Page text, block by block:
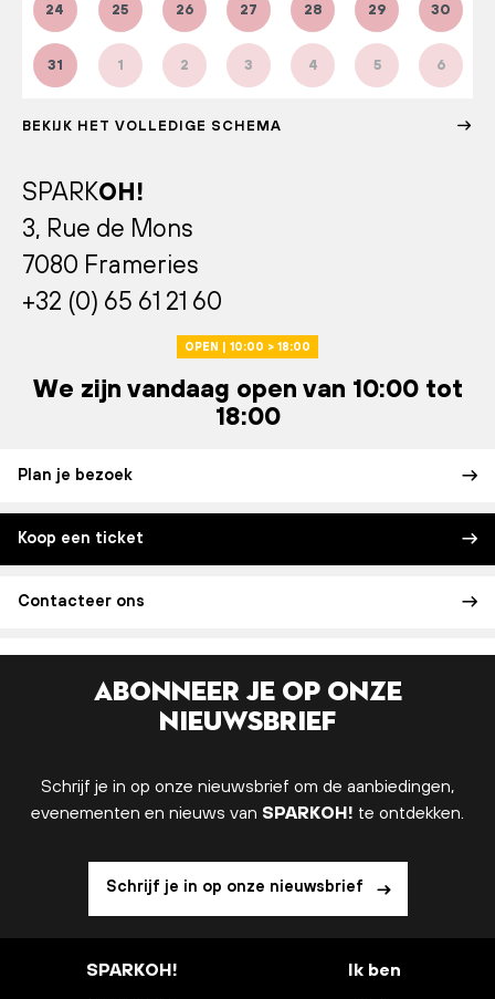
24 25 26 27 28 29 30
31 1 2 3 4 5 6
BEKIJK HET VOLLEDIGE SCHEMA
SPARKOH!
3, Rue de Mons
7080 Frameries
+32 (0) 65 61 21 60
OPEN | 10:00 > 18:00
We zijn vandaag open van 10:00 tot
18:00
Plan je bezoek
Koop een ticket
Contacteer ons
Abonneer je op onze
nieuwsbrief
Schrijf je in op onze nieuwsbrief om de aanbiedingen,
evenementen en nieuws van SPARKOH! te ontdekken.
Schrijf je in op onze nieuwsbrief
SPARKOH! Ik ben